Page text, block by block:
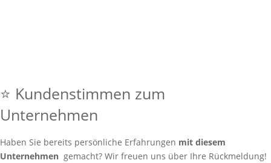
⭐ Kundenstimmen zum
Unternehmen
Haben Sie bereits persönliche Erfahrungen mit diesem
Unternehmen gemacht? Wir freuen uns über Ihre Rückmeldung!